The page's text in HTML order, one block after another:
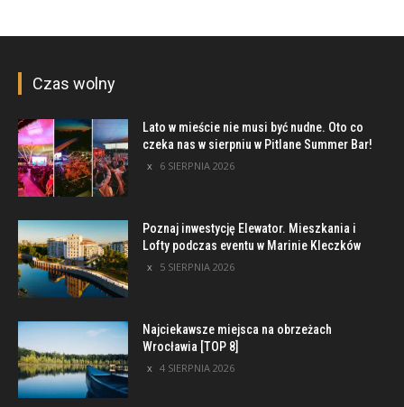
Czas wolny
Lato w mieście nie musi być nudne. Oto co
czeka nas w sierpniu w Pitlane Summer Bar!
6 SIERPNIA 2026
Poznaj inwestycję Elewator. Mieszkania i
Lofty podczas eventu w Marinie Kleczków
5 SIERPNIA 2026
Najciekawsze miejsca na obrzeżach
Wrocławia [TOP 8]
4 SIERPNIA 2026